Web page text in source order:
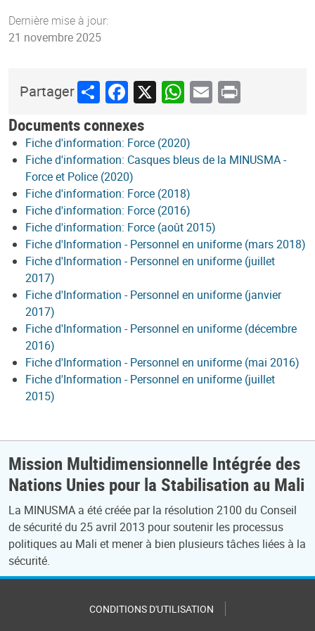
Dernière mise à jour:
21 novembre 2025
PartagerShareFacebook
X WhatsApp
Email
Print
Documents connexes
Fiche d'information: Force (2020)
Fiche d'information: Casques bleus de la MINUSMA -
Force et Police (2020)
Fiche d'information: Force (2018)
Fiche d'information: Force (2016)
Fiche d'information: Force (août 2015)
Fiche d'Information - Personnel en uniforme (mars 2018)
Fiche d'Information - Personnel en uniforme (juillet
2017)
Fiche d'Information - Personnel en uniforme (janvier
2017)
Fiche d'Information - Personnel en uniforme (décembre
2016)
Fiche d'Information - Personnel en uniforme (mai 2016)
Fiche d'Information - Personnel en uniforme (juillet
2015)
Mission Multidimensionnelle Intégrée des
Nations Unies pour la Stabilisation au Mali
La MINUSMA a été créée par la résolution 2100 du Conseil
de sécurité du 25 avril 2013 pour soutenir les processus
politiques au Mali et mener à bien plusieurs tâches liées à la
sécurité.
CONDITIONS D'UTILISATION